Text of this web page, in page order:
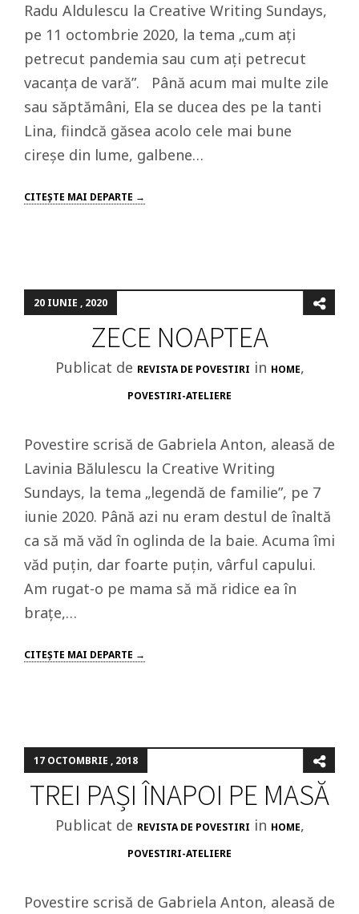
Radu Aldulescu la Creative Writing Sundays,
pe 11 octombrie 2020, la tema „cum ați
petrecut pandemia sau cum ați petrecut
vacanța de vară”. Până acum mai multe zile
sau săptămâni, Ela se ducea des pe la tanti
Lina, fiindcă găsea acolo cele mai bune
cireșe din lume, galbene…
CITEŞTE MAI DEPARTE →
20 IUNIE , 2020
ZECE NOAPTEA
Publicat de REVISTA DE POVESTIRI in HOME,
POVESTIRI-ATELIERE
Povestire scrisă de Gabriela Anton, aleasă de
Lavinia Bălulescu la Creative Writing
Sundays, la tema „legendă de familie”, pe 7
iunie 2020. Până azi nu eram destul de înaltă
ca să mă văd în oglinda de la baie. Acuma îmi
văd puțin, dar foarte puțin, vârful capului.
Am rugat-o pe mama să mă ridice ea în
brațe,…
CITEŞTE MAI DEPARTE →
17 OCTOMBRIE , 2018
TREI PAȘI ÎNAPOI PE MASĂ
Publicat de REVISTA DE POVESTIRI in HOME,
POVESTIRI-ATELIERE
Povestire scrisă de Gabriela Anton, aleasă de